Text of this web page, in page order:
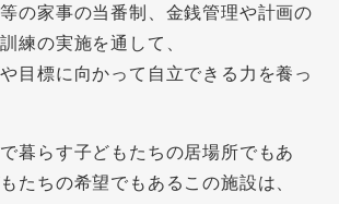
の家事の当番制、金銭管理や計画の
練の実施を通して、
目標に向かって自立できる力を養っ
暮らす子どもたちの居場所でもあ
たちの希望でもあるこの施設は、